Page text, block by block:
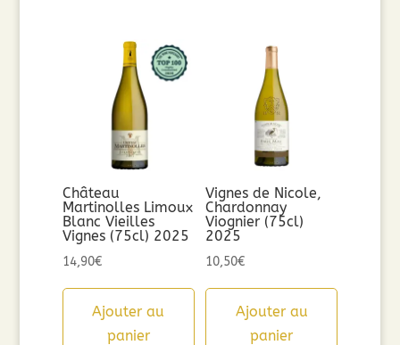
Château
Martinolles Limoux
Blanc Vieilles
Vignes (75cl) 2025
14,90€
Ajouter au
panier
Vignes de Nicole,
Chardonnay
Viognier (75cl)
2025
10,50€
Ajouter au
panier